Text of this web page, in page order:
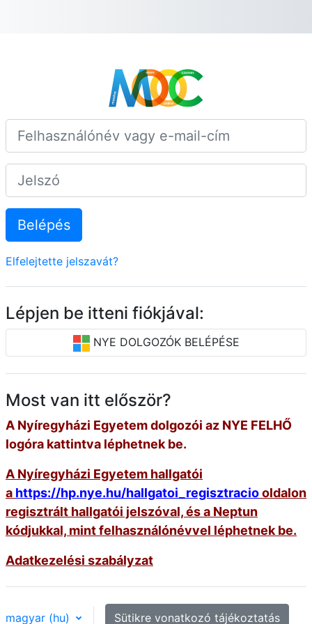
Belépés ide:
Felhasználónév vagy e-mail-cím
Jelszó
Belépés
Elfelejtette jelszavát?
Lépjen be itteni fiókjával:
NYE DOLGOZÓK BELÉPÉSE
Most van itt először?
A Nyíregyházi Egyetem dolgozói az NYE FELHŐ
logóra kattintva léphetnek be.
A Nyíregyházi Egyetem hallgatói
a https://hp.nye.hu/hallgatoi_regisztraciooldalon
regisztrált hallgatói jelszóval, és a Neptun
kódjukkal, mint felhasználónévvel léphetnek be.
Adatkezelési szabályzat
magyar ‎(hu)‎ Sütikre vonatkozó tájékoztatás